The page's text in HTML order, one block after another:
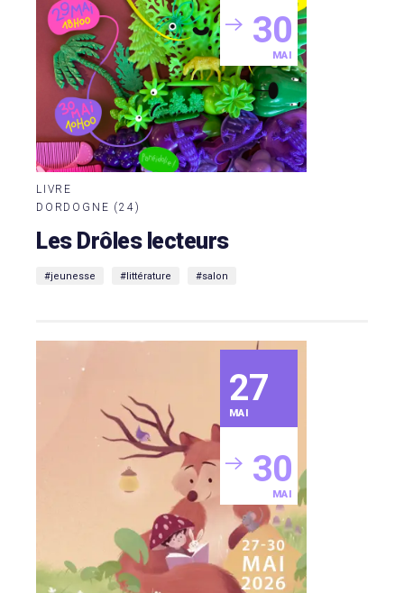
30
MAI
LIVRE
DORDOGNE (24)
Les Drôles lecteurs
#jeunesse #littérature #salon
27
MAI
30
MAI